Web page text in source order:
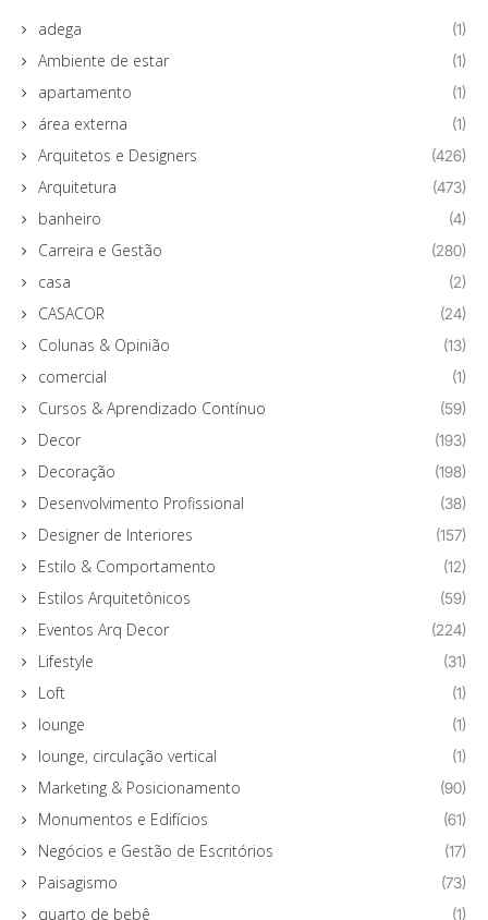
adega (1)
Ambiente de estar (1)
apartamento (1)
área externa (1)
Arquitetos e Designers (426)
Arquitetura (473)
banheiro (4)
Carreira e Gestão (280)
casa (2)
CASACOR (24)
Colunas & Opinião (13)
comercial (1)
Cursos & Aprendizado Contínuo (59)
Decor (193)
Decoração (198)
Desenvolvimento Profissional (38)
Designer de Interiores (157)
Estilo & Comportamento (12)
Estilos Arquitetônicos (59)
Eventos Arq Decor (224)
Lifestyle (31)
Loft (1)
lounge (1)
lounge, circulação vertical (1)
Marketing & Posicionamento (90)
Monumentos e Edifícios (61)
Negócios e Gestão de Escritórios (17)
Paisagismo (73)
quarto de bebê (1)